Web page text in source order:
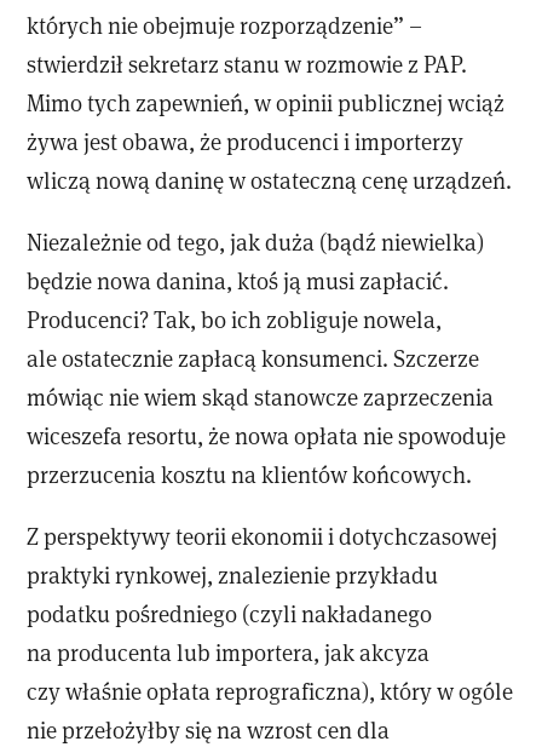
których nie obejmuje rozporządzenie” –
stwierdził sekretarz stanu w rozmowie z PAP.
Mimo tych zapewnień, w opinii publicznej wciąż
żywa jest obawa, że producenci i importerzy
wliczą nową daninę w ostateczną cenę urządzeń.
Niezależnie od tego, jak duża (bądź niewielka)
będzie nowa danina, ktoś ją musi zapłacić.
Producenci? Tak, bo ich zobliguje nowela,
ale ostatecznie zapłacą konsumenci. Szczerze
mówiąc nie wiem skąd stanowcze zaprzeczenia
wiceszefa resortu, że nowa opłata nie spowoduje
przerzucenia kosztu na klientów końcowych.
Z perspektywy teorii ekonomii i dotychczasowej
praktyki rynkowej, znalezienie przykładu
podatku pośredniego (czyli nakładanego
na producenta lub importera, jak akcyza
czy właśnie opłata reprograficzna), który w ogóle
nie przełożyłby się na wzrost cen dla